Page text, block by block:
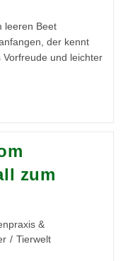
leeren Beet
der kennt
und leichter
zum
&
/ Tierwelt